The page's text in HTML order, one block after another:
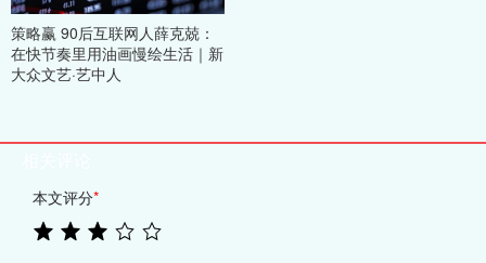
策略赢 90后互联网人薛克兢：
在快节奏里用油画慢绘生活｜新
大众文艺·艺中人
本文评分*